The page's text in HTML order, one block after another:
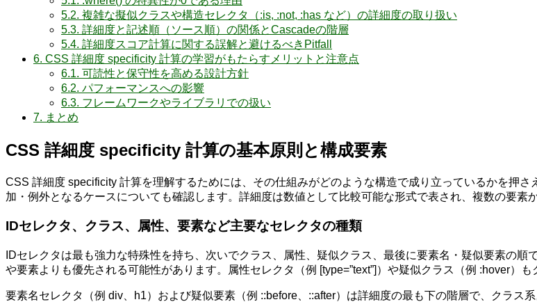
5.2. 複雑な擬似クラスや構造セレクタ（:is, :not, :has など）の詳細度の取り扱い
5.3. 詳細度と記述順（ソース順）の関係とCascadeの階層
5.4. 詳細度スコア計算に関する誤解と避けるべきPitfall
6. CSS 詳細度 specificity 計算の学習がもたらすメリットと注意点
6.1. 可読性と保守性を高める設計方針
6.2. パフォーマンスへの影響
6.3. フレームワークやライブラリでの扱い
7. まとめ
CSS 詳細度 specificity 計算の基本原則と構成要素
CSS 詳細度 specificity 計算を理解するためには、その仕組みがどのような構造で成り立っているかを押
加・例外となるケースについても確認します。詳細度は数値として比較可能な形式で表され、複数の要素
IDセレクタ、クラス、属性、要素など主要なセレクタの種類
IDセレクタは最も強力な特殊性を持ち、次いでクラス、属性、疑似クラス、最後に要素名・疑似要素の
や要素よりも優先される可能性があります。属性セレクタ（例 [type=”text”]）や疑似クラス（例 :hover）も
要素名セレクタ（例 div、h1）および疑似要素（例 ::before、::after）は詳細度の最も下の階層で、クラス